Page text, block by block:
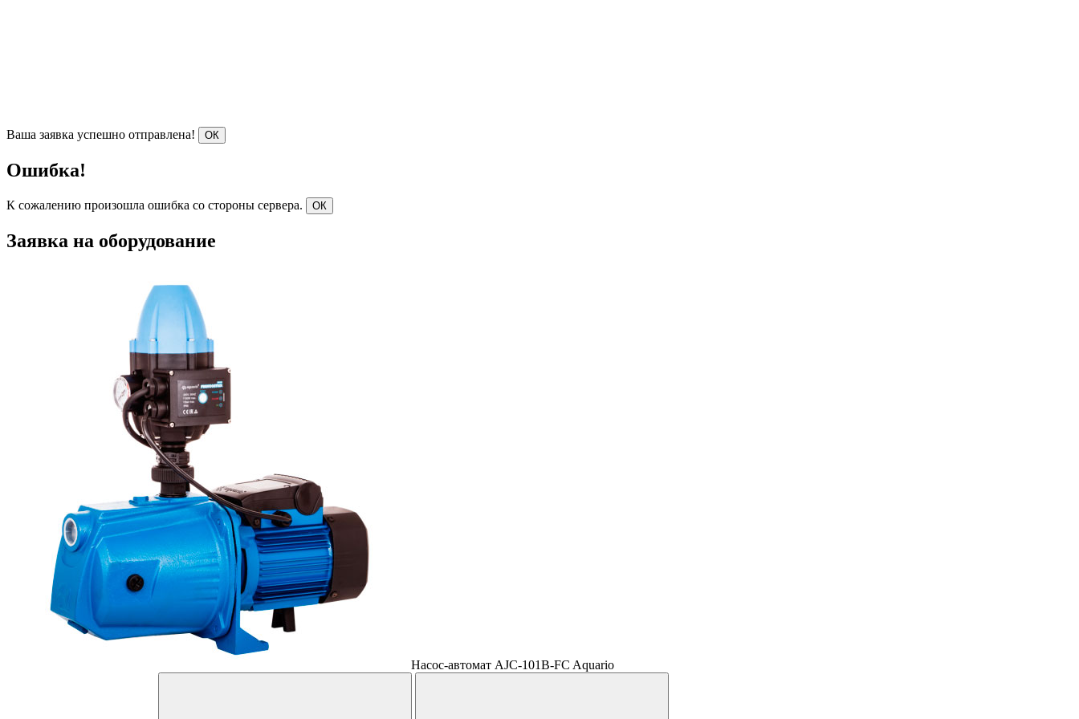
Ваша заявка успешно отправлена! ОК
Ошибка!
К сожалению произошла ошибка со стороны сервера. ОК
Заявка на оборудование
Насос-автомат AJC-101B-FC Aquario